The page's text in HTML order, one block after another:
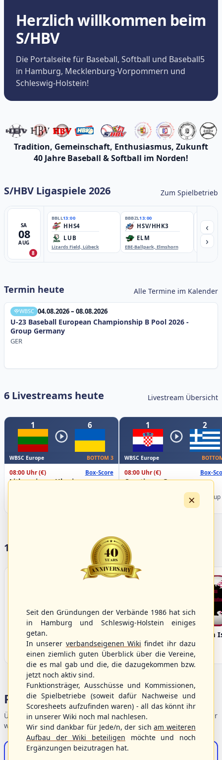
Herzlich willkommen beim
S/HBV
Die Portalseite für Baseball, Softball und Baseball5
in Hamburg, Mecklenburg-Vorpommern und
Schleswig-Holstein!
Tradition, Gemeinschaft, Enthusiasmus, Zukunft
40 Jahre Baseball & Softball im Norden!
S/HBV Ligaspiele 2026 Zum Spielbetrieb
SA
08
AUG
8
BBLL13:00
HHS4
LUB
Lizards Field, Lübeck
BBBZL13:00
HSV/HHK3
ELM
EBE-Ballpark, Elmshorn
‹
›
Termin heute Alle Termine im Kalender
WBSC 04.08.2026 – 08.08.2026
U-23 Baseball European Championship B Pool 2026 -
Group Germany
GER
6 Livestreams heute Livestream Übersicht
1 6
WBSC Europe BOTTOM 3
08:00 Uhr(€) Box-Score
Lithuania vs. Ukraine
1 2
WBSC Europe
08:00 Uhr(€) Box-
Croatia vs. Greece
Championship B Pool 2026 - Group
17 Vereine im S/HBV
Bargenstedt
Beavers
Fehmarn
Portalbereiche
Übersicht der Verbandsbereiche – wählen Sie einen Einstieg für
weiterführende Informationen.
S/HBV-Shop
×
Seit den Gründungen der Verbände 1986 hat sich
in Hamburg und Schleswig-Holstein einiges
getan.
In unserer verbandseigenen Wiki findet ihr dazu
einen ziemlich guten Überblick über die Vereine,
die es mal gab und die, die dazugekommen bzw.
jetzt noch aktiv sind.
Funktionsträger, Ausschüsse und Kommissionen,
die Spielbetriebe (soweit dafür Nachweise und
Scoresheets aufzufinden waren) - all das könnt ihr
in unserer Wiki noch mal nachlesen.
Wir sind dankbar für Jede/n, der sicham weiteren
Aufbau der Wiki beteiligen möchte und noch
Ergänzungen beizutragen hat.